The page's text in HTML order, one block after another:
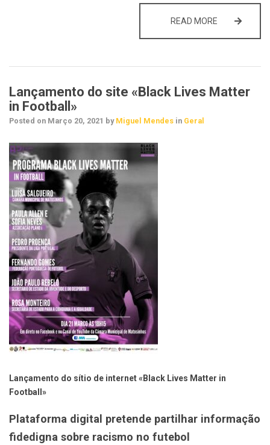
READ MORE
Lançamento do site «Black Lives Matter
in Football»
Posted on Março 20, 2021 by Miguel Mendes in Geral
Lançamento do sítio de internet «Black Lives Matter in
Football»
Plataforma digital pretende partilhar informação
fidedigna sobre racismo no futebol